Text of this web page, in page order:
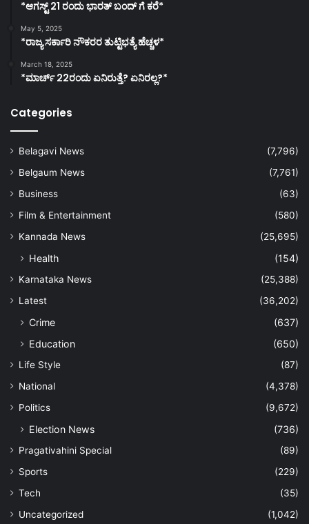
*ಆಗಸ್ಟ್ 21 ರಂದು ಭಾರತ್‌ ಬಂದ್‌ ಗೆ ಕರೆ*
May 5, 2025
*ರಾಜ್ಯ ಸರ್ಕಾರಿ ನೌಕರರ ತುಟ್ಟಿಭತ್ಯೆ ಹೆಚ್ಚಳ*
March 18, 2025
*ಮಾರ್ಚ್ 22ರಂದು ಏನಿರುತ್ತೆ? ಏನಿರಲ್ಲ?*
Categories
Belagavi News
(7,796)
Belgaum News
(7,761)
Business
(63)
Film & Entertainment
(580)
Kannada News
(25,695)
Health (154)
Karnataka News
(25,388)
Latest
(36,202)
Crime
(637)
Education
(650)
Life Style
(87)
National
(4,378)
Politics
(9,672)
Election News (736)
Pragativahini Special
(89)
Sports
(229)
Tech
(35)
Uncategorized
(1,042)